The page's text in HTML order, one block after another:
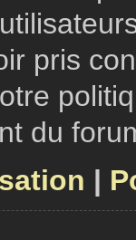
pris
du
|